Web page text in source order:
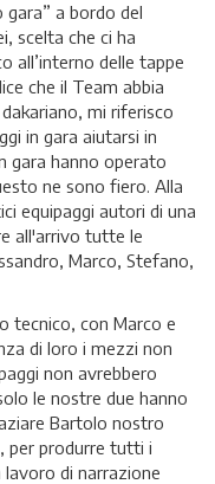
a bordo del
scelta che ci ha
all’interno delle tappe
che il Team abbia
mi riferisco
in gara aiutarsi in
gara hanno operato
ne sono fiero. Alla
equipaggi autori di una
all'arrivo tutte le
Marco, Stefano,
tecnico, con Marco e
di loro i mezzi non
non avrebbero
le nostre due hanno
Bartolo nostro
per produrre tutti i
di narrazione